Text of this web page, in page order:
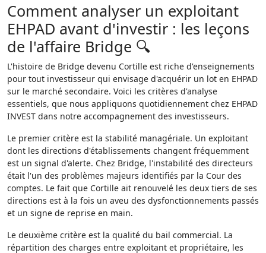
Comment analyser un exploitant
EHPAD avant d'investir : les leçons
de l'affaire Bridge 🔍
L'histoire de Bridge devenu Cortille est riche d'enseignements
pour tout investisseur qui envisage d'acquérir un lot en EHPAD
sur le marché secondaire. Voici les critères d'analyse
essentiels, que nous appliquons quotidiennement chez EHPAD
INVEST dans notre accompagnement des investisseurs.
Le premier critère est la stabilité managériale. Un exploitant
dont les directions d'établissements changent fréquemment
est un signal d'alerte. Chez Bridge, l'instabilité des directeurs
était l'un des problèmes majeurs identifiés par la Cour des
comptes. Le fait que Cortille ait renouvelé les deux tiers de ses
directions est à la fois un aveu des dysfonctionnements passés
et un signe de reprise en main.
Le deuxième critère est la qualité du bail commercial. La
répartition des charges entre exploitant et propriétaire, les